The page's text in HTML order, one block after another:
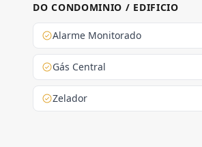
DO CONDOMINIO / EDIFICIO
Alarme Monitorado
Gás Central
Zelador